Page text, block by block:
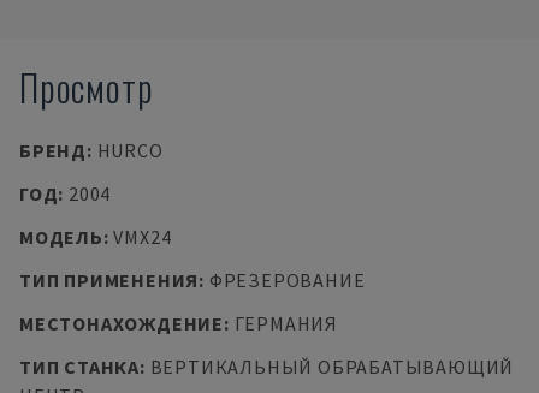
Просмотр
БРЕНД: HURCO
ГОД: 2004
МОДЕЛЬ:VMX24
ТИП ПРИМЕНЕНИЯ: ФРЕЗЕРОВАНИЕ
МЕСТОНАХОЖДЕНИЕ: ГЕРМАНИЯ
ТИП СТАНКА: ВЕРТИКАЛЬНЫЙ ОБРАБАТЫВАЮЩИЙ